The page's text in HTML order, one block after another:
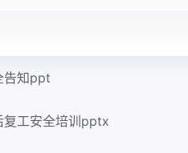
告知ppt
复工安全培训pptx